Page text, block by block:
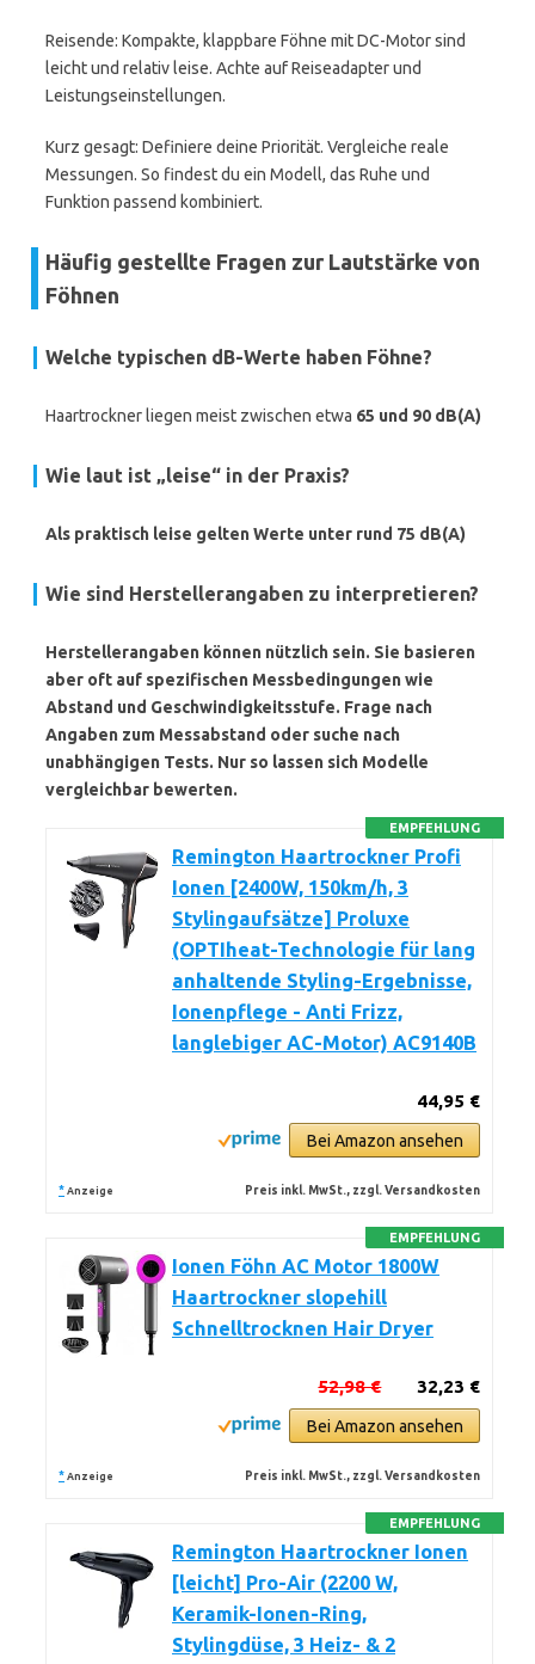
Reisende: Kompakte, klappbare Föhne mit DC-Motor sind
leicht und relativ leise. Achte auf Reiseadapter und
Leistungseinstellungen.
Kurz gesagt: Definiere deine Priorität. Vergleiche reale
Messungen. So findest du ein Modell, das Ruhe und
Funktion passend kombiniert.
Häufig gestellte Fragen zur Lautstärke von
Föhnen
Welche typischen dB-Werte haben Föhne?
Haartrockner liegen meist zwischen etwa 65 und 90 dB(A)
Wie laut ist „leise“ in der Praxis?
Als praktisch leise gelten Werte unter rund 75 dB(A)
Wie sind Herstellerangaben zu interpretieren?
Herstellerangaben können nützlich sein. Sie basieren
aber oft auf spezifischen Messbedingungen wie
Abstand und Geschwindigkeitsstufe. Frage nach
Angaben zum Messabstand oder suche nach
unabhängigen Tests. Nur so lassen sich Modelle
vergleichbar bewerten.
EMPFEHLUNG
Remington Haartrockner Profi
Ionen [2400W, 150km/h, 3
Stylingaufsätze] Proluxe
(OPTIheat-Technologie für lang
anhaltende Styling-Ergebnisse,
Ionenpflege - Anti Frizz,
langlebiger AC-Motor) AC9140B
44,95 €
Bei Amazon ansehen
* Anzeige Preis inkl. MwSt., zzgl. Versandkosten
EMPFEHLUNG
Ionen Föhn AC Motor 1800W
Haartrockner slopehill
Schnelltrocknen Hair Dryer
32,23 €
52,98 €
Bei Amazon ansehen
* Anzeige Preis inkl. MwSt., zzgl. Versandkosten
EMPFEHLUNG
Remington Haartrockner Ionen
[leicht] Pro-Air (2200 W,
Keramik-Ionen-Ring,
Stylingdüse, 3 Heiz- & 2